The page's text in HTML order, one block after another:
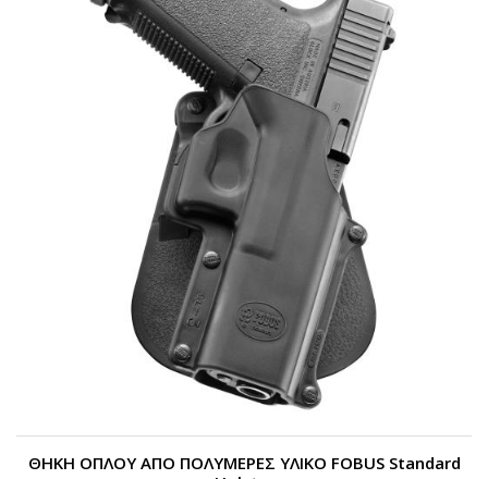
ΘΗΚΗ ΟΠΛΟΥ ΑΠΟ ΠΟΛΥΜΕΡΕΣ ΥΛΙΚΟ FOBUS Standard